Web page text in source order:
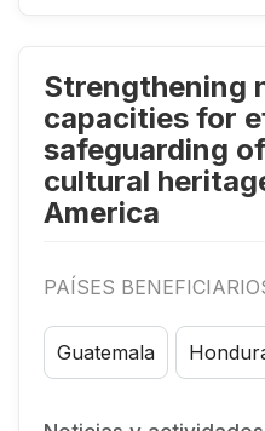
Strengthening
capacities for
safeguarding
cultural
America
PAÍSES
Guatemala